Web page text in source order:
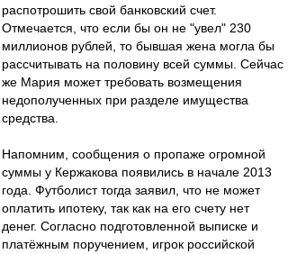
распотрошить свой банковский счет.
Отмечается, что если бы он не "увел" 230
миллионов рублей, то бывшая жена могла бы
рассчитывать на половину всей суммы. Сейчас
же Мария может требовать возмещения
недополученных при разделе имущества
средства.
Напомним, сообщения о пропаже огромной
суммы у Кержакова появились в начале 2013
года. Футболист тогда заявил, что не может
оплатить ипотеку, так как на его счету нет
денег. Согласно подготовленной выписке и
платёжным поручением, игрок российской